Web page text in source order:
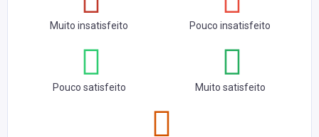
Muito insatisfeito Pouco insatisfeito
Pouco satisfeito Muito satisfeito